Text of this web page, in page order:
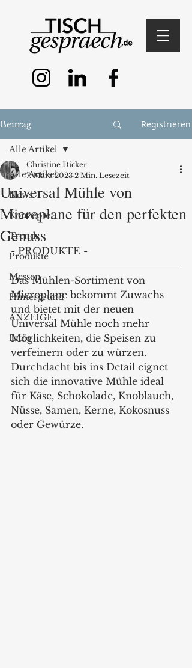
Beitrag Registrieren
Alle Artikel
News
Konzepte
Trends
Produkte
Messen
Hintergrund
ANZEIGE
Intro
Alle Artikel
Universal Mühle von
Microplane für den perfekten
Genuss
Christine Dicker
7. März 2023 2 Min. Lesezeit
- PRODUKTE -
Das Mühlen-Sortiment von
Microplane bekommt Zuwachs
und bietet mit der neuen
Universal Mühle noch mehr
Möglichkeiten, die Speisen zu
verfeinern oder zu würzen.
Durchdacht bis ins Detail eignet
sich die innovative Mühle ideal
für Käse, Schokolade, Knoblauch,
Nüsse, Samen, Kerne, Kokosnuss
oder Gewürze.